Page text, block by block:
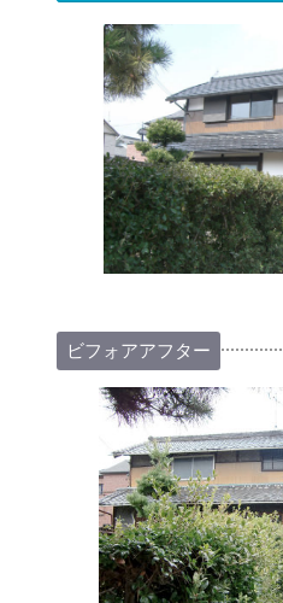
ビフォアアフター